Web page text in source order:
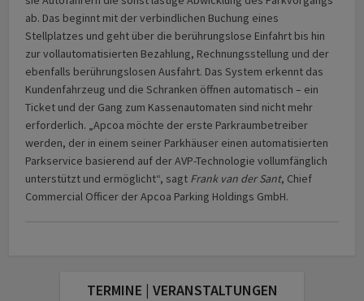
ab. Das beginnt mit der verbindlichen Buchung eines
Stellplatzes und geht über die berührungslose Einfahrt bis hin
zur vollautomatisierten Bezahlung, Rechnungsstellung und der
ebenfalls berührungslosen Ausfahrt. Das System erkennt das
Kundenfahrzeug und die Schranken öffnen automatisch – ein
Ticket und der Gang zum Kassenautomaten sind nicht mehr
erforderlich. „Apcoa möchte der erste Parkraumbetreiber
werden, der in einem seiner Parkhäuser einen automatisierten
Parkservice basierend auf der AVP-Technologie vollumfänglich
unterstützt und ermöglicht“, sagt Frank van der Sant, Chief
Commercial Officer der Apcoa Parking Holdings GmbH.
TERMINE | VERANSTALTUNGEN